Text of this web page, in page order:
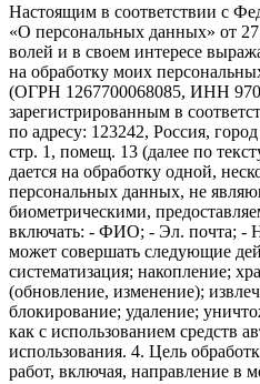
Настоящим в соответствии с
«О персональных данных» от
волей и в своем интересе
на обработку моих
(ОГРН 1267700068085, ИНН
зарегистрированным в
по адресу: 123242, Россия,
стр. 1, помещ. 13 (далее по
дается на обработку одной,
персональных данных, не
биометрическими,
включать: - ФИО; - Эл. почта; -
может совершать следующие
систематизация; накопление;
(обновление, изменение);
блокирование; удаление;
как с использованием средств
использования. 4. Цель
работ, включая, направление в